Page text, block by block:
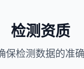
检测资质
保检测数据的准